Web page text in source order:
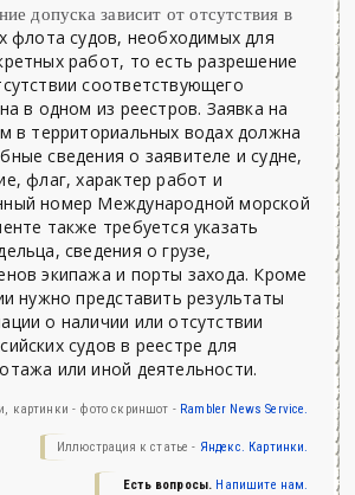
допуска зависит от отсутствия в
флота судов, необходимых для
работ, то есть разрешение
соответствующего
в одном из реестров. Заявка на
в территориальных водах должна
сведения о заявителе и судне,
флаг, характер работ и
номер Международной морской
также требуется указать
сведения о грузе,
экипажа и порты захода. Кроме
нужно представить результаты
о наличии или отсутствии
судов в реестре для
или иной деятельности.
картинки - фото скриншот - Rambler News Service.
Иллюстрация к статье - Яндекс. Картинки.
Есть вопросы. Напишите нам.